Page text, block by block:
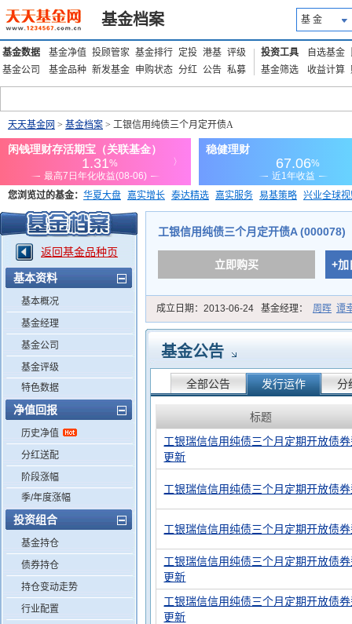
基金档案 基 金
基金数据 基金净值 投顾管家 基金排行 定投 港基 评级
基金公司
基金品种 新发基金 申购状态 分红 公告 私募
投资工具 自选基金
基金筛选
收益计算
天天基金网 > 基金档案 > 工银信用纯债三个月定开债A
您浏览过的基金： 华夏大盘 嘉实增长 泰达精选 嘉实服务 易基策略 兴业全球
添富优势 华安宏利 上证180价值ETF
返回基金品种页
基本资料
基本概况
基金经理
基金公司
基金评级
特色数据
净值回报
历史净值
分红送配
阶段涨幅
季/年度涨幅
投资组合
基金持仓
债券持仓
持仓变动走势
行业配置
工银信用纯债三个月定开债A (000078)
立即购买 +加
成立日期： 2013-06-24 基金经理： 周晖 谭
基金公告
全部公告 发行运作 分
标题
工银瑞信信用纯债三个月定期开放债
更新
工银瑞信信用纯债三个月定期开放债
工银瑞信信用纯债三个月定期开放债
工银瑞信信用纯债三个月定期开放债
更新
工银瑞信信用纯债三个月定期开放债
更新